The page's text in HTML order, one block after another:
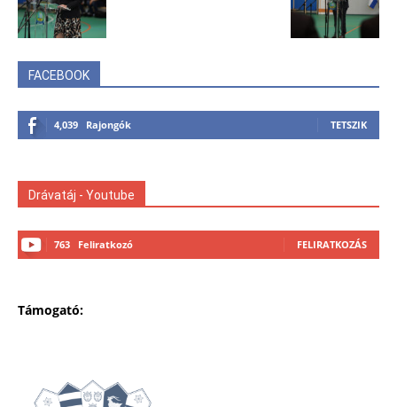
FACEBOOK
4,039 Rajongók TETSZIK
Drávatáj - Youtube
763 Feliratkozó FELIRATKOZÁS
Támogató: